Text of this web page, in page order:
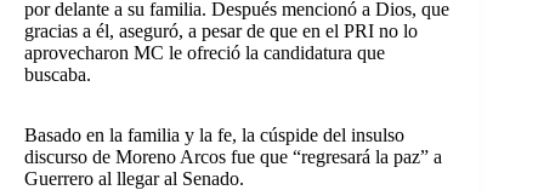
por delante a su familia. Después mencionó a Dios, que
gracias a él, aseguró, a pesar de que en el PRI no lo
aprovecharon MC le ofreció la candidatura que
buscaba.
Basado en la familia y la fe, la cúspide del insulso
discurso de Moreno Arcos fue que “regresará la paz” a
Guerrero al llegar al Senado.